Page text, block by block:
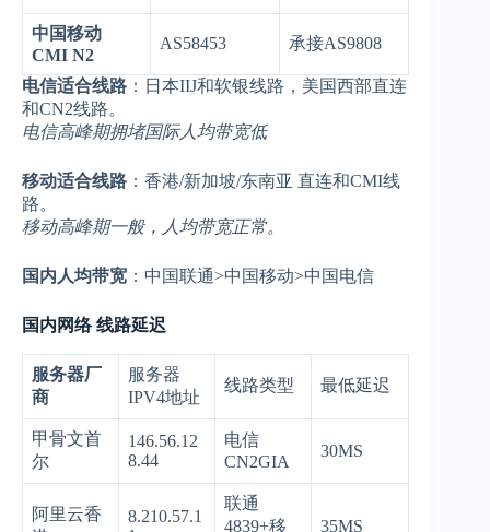
中国移动
CMI N2
AS58453 承接AS9808
电信适合线路 ：日本IIJ和软银线路，美国西部直连
和CN2线路。
电信高峰期拥堵国际人均带宽低
移动适合线路 ：香港/新加坡/东南亚 直连和CMI线
路。
移动高峰期一般，人均带宽正常。
国内人均带宽 ：中国联通>中国移动>中国电信
国内网络 线路延迟
服务器厂
商
服务器
IPV4地址
线路类型 最低延迟
甲骨文首
尔
146.56.12
8.44
电信
CN2GIA
30MS
阿里云香
8.210.57.1
联通
4839+移
35MS